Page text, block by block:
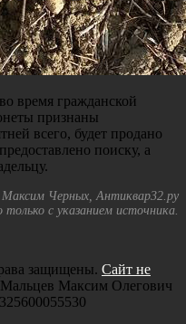
время гражданской
признаны
всего, будет продано
поиску, а
Максим Черных, Антиквар32.ру
с указанием источника.
защищены. Сайт не
Максим Олегович